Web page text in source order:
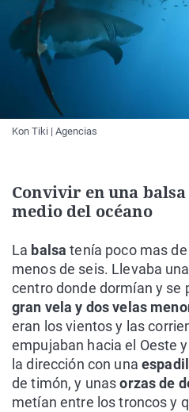
Kon Tiki | Agencias
Convivir en una
medio del océano
La balsa tenía poco mas
menos de seis. Llevaba una
centro donde dormían y se
gran vela y dos velas
eran los vientos y las
empujaban hacia el Oeste
la dirección con una
de timón, y unasorzas de
metían entre los troncos y